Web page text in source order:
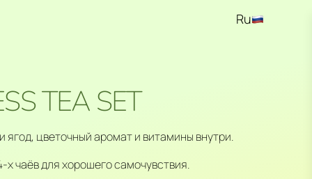
Ru
TEA SET
ягод, цветочный аромат и витамины внутри.
х чаёв для хорошего самочувствия.